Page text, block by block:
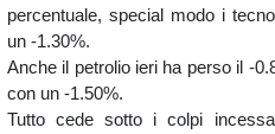
percentuale, special modo i
un -1.30%.
Anche il petrolio ieri ha perso il -
con un -1.50%.
Tutto cede sotto i colpi